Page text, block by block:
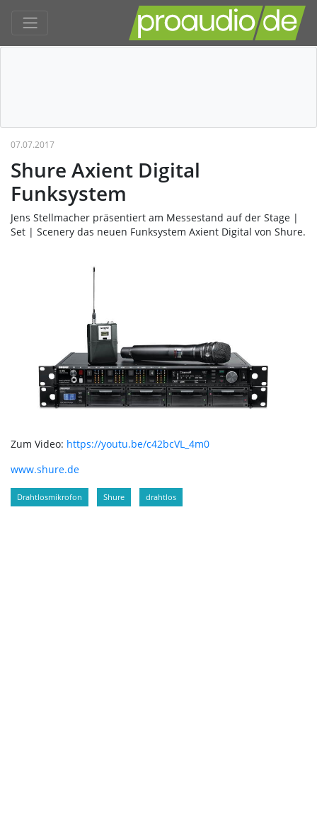
07.07.2017
Shure Axient Digital
Funksystem
Jens Stellmacher präsentiert am Messestand auf der Stage |
Set | Scenery das neuen Funksystem Axient Digital von Shure.
Zum Video: https://youtu.be/c42bcVL_4m0
www.shure.de
Drahtlosmikrofon Shure drahtlos